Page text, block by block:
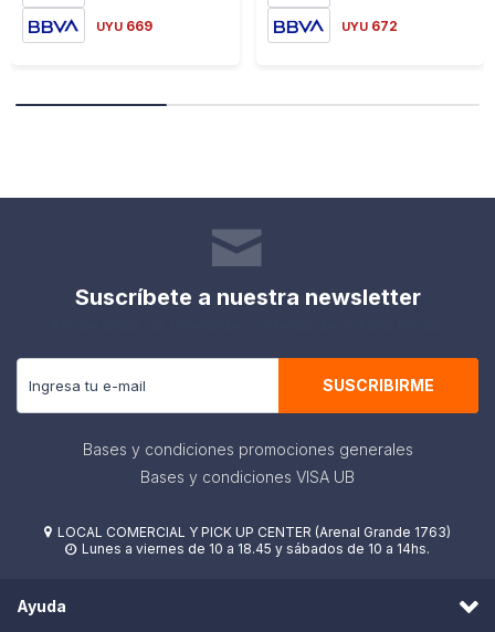
UYU 669 UYU 672
Suscríbete a nuestra newsletter
SUSCRIBIRME
Bases y condiciones promociones generales
Bases y condiciones VISA UB
 LOCAL COMERCIAL Y PICK UP CENTER (Arenal Grande 1763)
 Lunes a viernes de 10 a 18.45 y sábados de 10 a 14hs.
Ayuda